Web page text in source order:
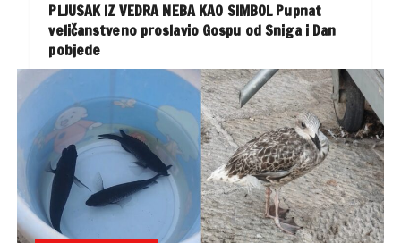
PLJUSAK IZ VEDRA NEBA KAO SIMBOL Pupnat
veličanstveno proslavio Gospu od Sniga i Dan
pobjede